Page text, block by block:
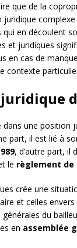
que de la
en découlent
et juridiques
en cas de
contexte
dans une position
part, il est lié à
, d’autre part, il
le règlement de
crée une
et celles
du
en assemblée